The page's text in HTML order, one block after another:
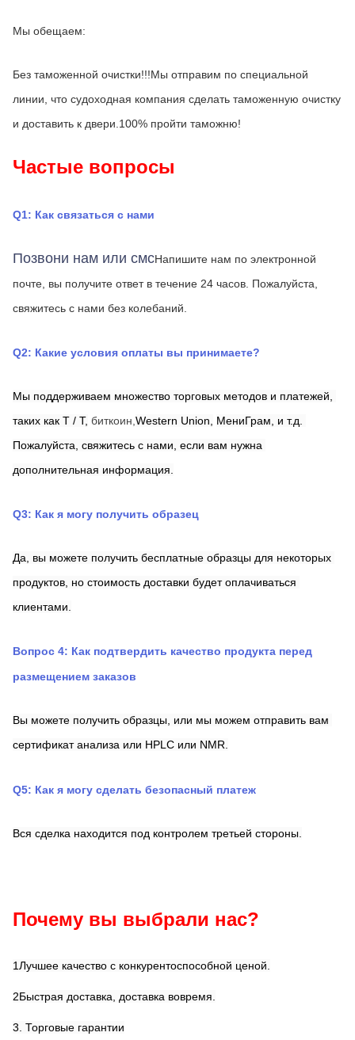
Мы обещаем:
Без таможенной очистки!!!Мы отправим по специальной
линии, что судоходная компания сделать таможенную очистку
и доставить к двери.100% пройти таможню!
Частые вопросы
Q1: Как связаться с нами
Позвони нам или смсНапишите нам по электронной
почте, вы получите ответ в течение 24 часов. Пожалуйста,
свяжитесь с нами без колебаний.
Q2: Какие условия оплаты вы принимаете?
Мы поддерживаем множество торговых методов и платежей,
таких как T / T, биткоин, Western Union, МениГрам,
и т.д.
Пожалуйста, свяжитесь с нами, если вам нужна
дополнительная информация.
Q3: Как я могу получить образец
Да, вы можете получить бесплатные образцы для некоторых
продуктов, но стоимость доставки будет оплачиваться
клиентами.
Вопрос 4: Как подтвердить качество продукта перед
размещением заказов
Вы можете получить образцы, или мы можем отправить вам
сертификат анализа или HPLC или NMR.
Q5: Как я могу сделать безопасный платеж
Вся сделка находится под контролем третьей стороны.
Почему вы выбрали нас?
1Лучшее качество с конкурентоспособной ценой.
2Быстрая доставка, доставка вовремя.
3. Торговые гарантии